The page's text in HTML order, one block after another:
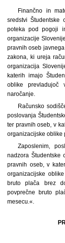
Finančno in
sredstvi Študentske
poteka pod pogoji
organizacije
pravnih oseb
zakona, ki ureja
organizacija
katerih imajo
oblike prevladujoč
naročanje.
Računsko
poslovanja
ter pravnih oseb, v
organizacijske oblike
Zaposlenim,
nadzora Študentske
pravnih oseb, v
organizacijske
bruto plača brez
povprečne bruto
mesecu.«.